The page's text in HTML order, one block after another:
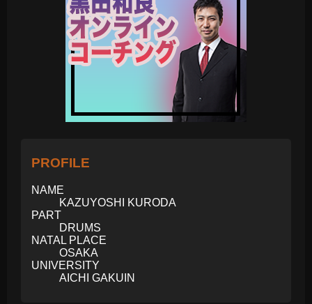
PROFILE
NAME
KAZUYOSHI KURODA
PART
DRUMS
NATAL PLACE
OSAKA
UNIVERSITY
AICHI GAKUIN